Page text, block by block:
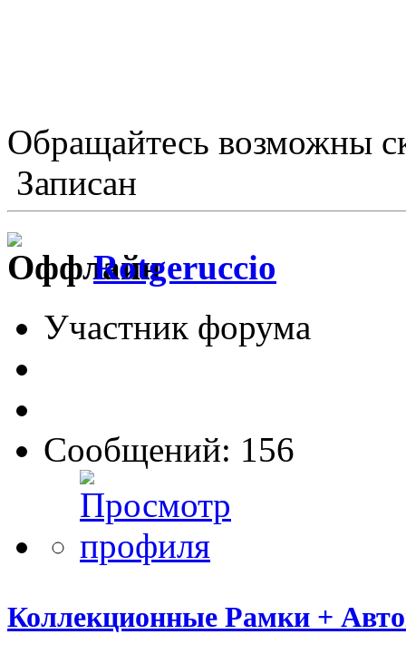
Обращайтесь возможны
Записан
Rotgeruccio
Участник форума
Сообщений: 156
Коллекционные Рамки +